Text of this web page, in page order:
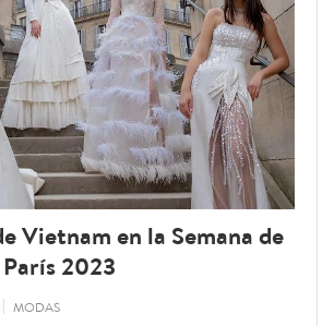
Vietnam en la Semana de
2023
MODAS